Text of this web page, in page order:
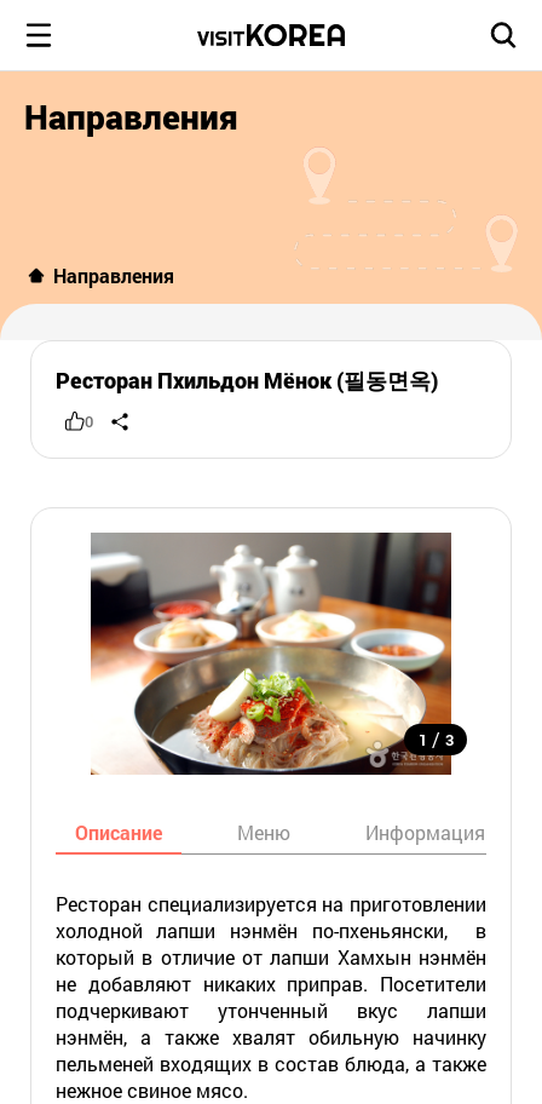
Направления
Направления
Ресторан Пхильдон Мёнок (필동면옥)
0
1 / 3
Описание Меню Информация
Ресторан специализируется на приготовлении
холодной лапши нэнмён по-пхеньянски, в
который в отличие от лапши Хамхын нэнмён
не добавляют никаких приправ. Посетители
подчеркивают утонченный вкус лапши
нэнмён, а также хвалят обильную начинку
пельменей входящих в состав блюда, а также
нежное свиное мясо.